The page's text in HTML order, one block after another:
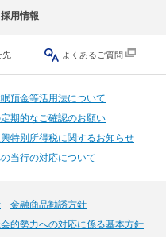
採用情報
先 よくあるご質問
預金等活用法について
期的なご確認のお願い
特別所得税に関するお知らせ
当行の対応について
金融商品勧誘方針
会的勢力への対応に係る基本方針